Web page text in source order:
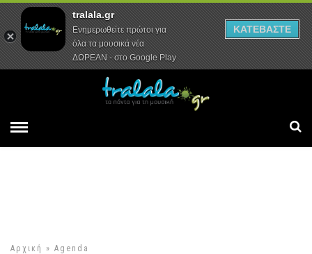
Αρχική Συνεντεύξεις Ρεπορτάζ
Αρχική » Agenda
tralala.gr
Ενημερωθείτε πρώτοι για
όλα τα μουσικά νέα
ΔΩΡΕΑΝ - στο Google Play
ΚΑΤΕΒΑΣΤΕ